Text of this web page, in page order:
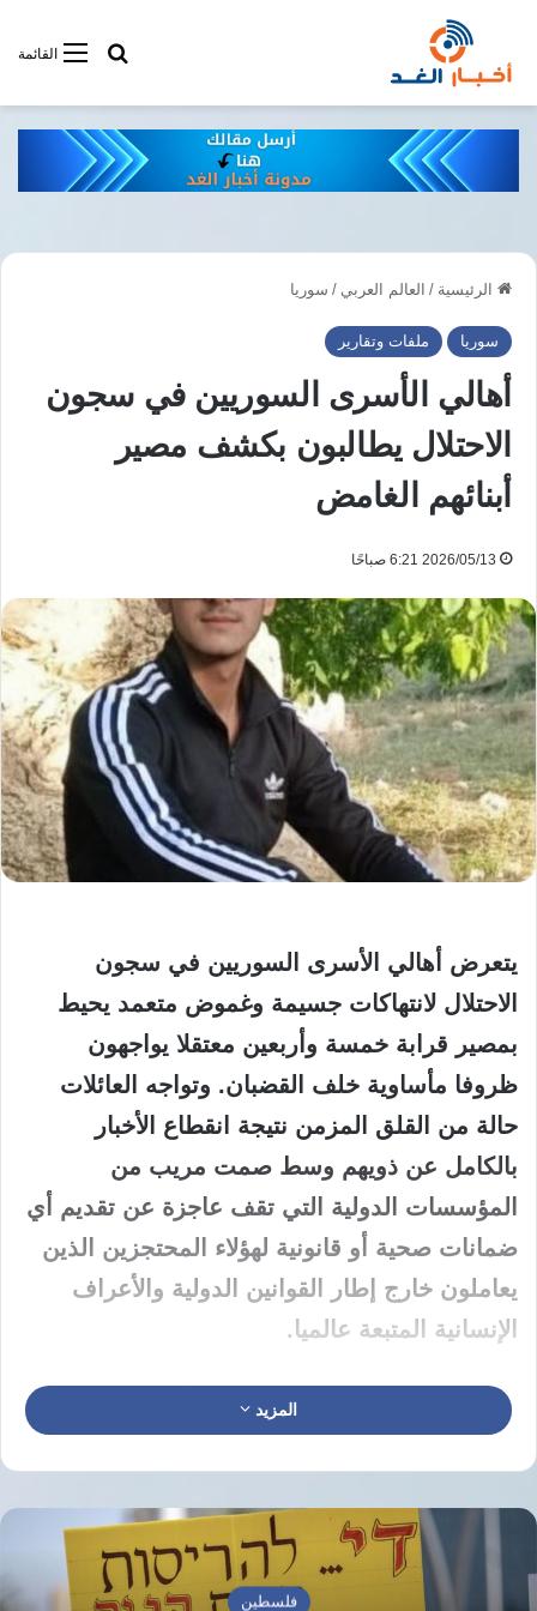
القائمةأبحت فى
الرئيسية / العالم العربي / سوريا
سوريا ملفات وتقارير
أهالي الأسرى السوريين في سجون
الاحتلال يطالبون بكشف مصير
أبنائهم الغامض
2026/05/13 6:21 صباحًا
يتعرض أهالي الأسرى السوريين في سجون
الاحتلال لانتهاكات جسيمة وغموض متعمد يحيط
بمصير قرابة خمسة وأربعين معتقلا يواجهون
ظروفا مأساوية خلف القضبان. وتواجه العائلات
حالة من القلق المزمن نتيجة انقطاع الأخبار
بالكامل عن ذويهم وسط صمت مريب من
المؤسسات الدولية التي تقف عاجزة عن تقديم أي
ضمانات صحية أو قانونية لهؤلاء المحتجزين الذين
يعاملون خارج إطار القوانين الدولية والأعراف
الإنسانية المتبعة عالميا.
تؤكد أم شادي في استغاثة عاجلة أن المعتقلين
السوريين ليسوا مجرد أرقام يتم تداولها في
التقارير بل هم أصحاب حقوق سلبها المحتل بتواطؤ
دولي واضح. وطالبت بضرورة تحرك اللجنة الدولية
للصليب الأحمر وكافة الهيئات الحقوقية لتحمل
مسؤولياتها القانونية والأخلاقية تجاه هؤلاء المغيبين
المزيد
فلسطين